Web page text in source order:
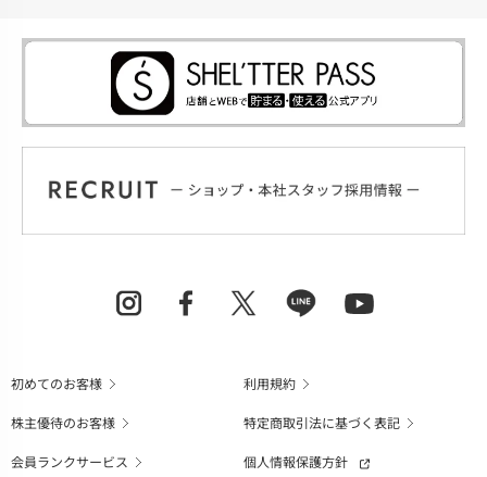
初めてのお客様
利用規約
株主優待のお客様
特定商取引法に基づく表記
会員ランクサービス
個人情報保護方針